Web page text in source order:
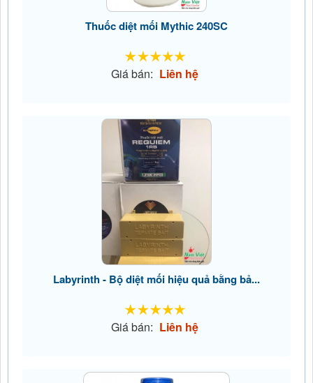
Thuốc diệt mối Mythic 240SC
Giá bán: Liên hệ
Labyrinth - Bộ diệt mối hiệu quả bằng bả...
Giá bán: Liên hệ